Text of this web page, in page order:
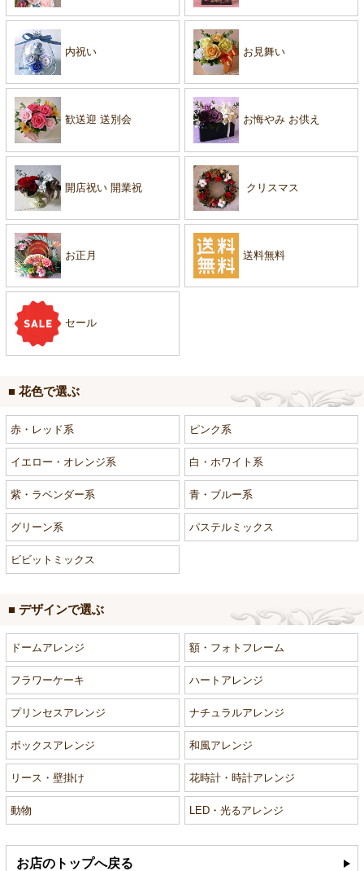
内祝い お見舞い
歓送迎 送別会 お悔やみ お供え
開店祝い 開業祝 クリスマス
お正月 送料無料
セール
■ 花色で選ぶ
赤・レッド系 ピンク系
イエロー・オレンジ系 白・ホワイト系
紫・ラベンダー系 青・ブルー系
グリーン系 パステルミックス
ビビットミックス
■ デザインで選ぶ
ドームアレンジ 額・フォトフレーム
フラワーケーキ ハートアレンジ
プリンセスアレンジ ナチュラルアレンジ
ボックスアレンジ 和風アレンジ
リース・壁掛け 花時計・時計アレンジ
動物 LED・光るアレンジ
お店のトップへ戻る